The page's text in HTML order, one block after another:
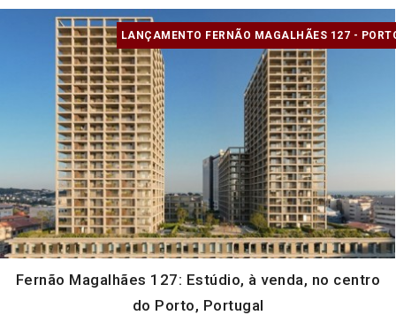
LANÇAMENTO FERNÃO MAGALHÃES 127 -
Fernão Magalhães 127: Estúdio, à venda, no centro
do Porto, Portugal